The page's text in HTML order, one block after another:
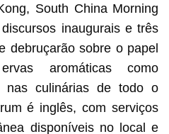
South China Morning
inaugurais e três
debruçarão sobre o papel
aromáticas como
nas culinárias de todo o
é inglês, com serviços
disponíveis no local e